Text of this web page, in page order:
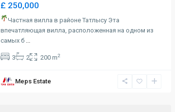
£ 250,000
Частная вилла в районе Татлысу Эта
впечатляющая вилла, расположенная на одном из
самых б ...
3 2 200 m2
Meps Estate
Alsancak,